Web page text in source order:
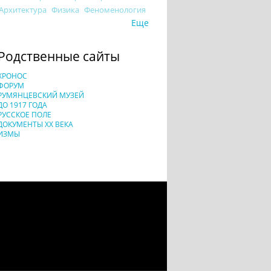
Физика Феноменология
Еще
сайты
МУЗЕЙ
1917 ГОДА
ПОЛЕ
XX ВЕКА